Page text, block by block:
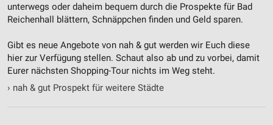
unterwegs oder daheim bequem durch die Prospekte für Bad
Reichenhall blättern, Schnäppchen finden und Geld sparen.
Gibt es neue Angebote von nah & gut werden wir Euch diese
hier zur Verfügung stellen. Schaut also ab und zu vorbei, damit
Eurer nächsten Shopping-Tour nichts im Weg steht.
› nah & gut Prospekt für weitere Städte